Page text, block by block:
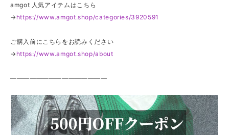
amgot 人気アイテムはこちら
→ https://www.amgot.shop/categories/3920591
ご購入前にこちらをお読みください
→ https://www.amgot.shop/about
———————————————